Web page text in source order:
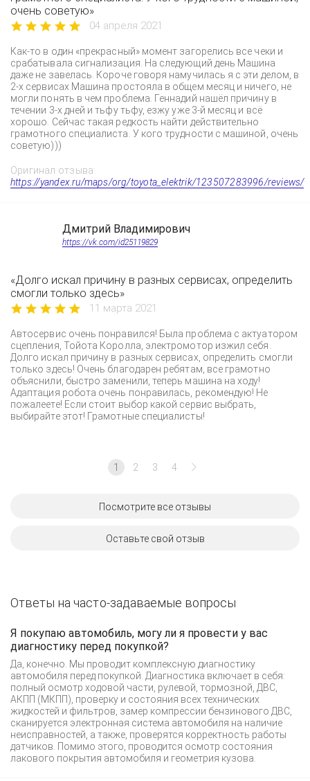
очень советую»
04 апреля 2021
Как-то в один «прекрасный» момент загорелись все чеки и
срабатывала сигнализация. На следующий день Машина
даже не завелась. Короче говоря намучилась я с эти делом, в
2-х сервисах Машина простояла в общем месяц и ничего, не
могли понять в чем проблема. Геннадий нашёл причину в
течении 3-х дней и тьфу тьфу, езжу уже 3-й месяц и всё
хорошо. Сейчас такая редкость найти действительно
грамотного специалиста. У кого трудности с машиной, очень
советую)))
Оригинал отзыва:
https://yandex.ru/maps/org/toyota_elektrik/123507283996/reviews/
Дмитрий Владимирович
https://vk.com/id25119829
«Долго искал причину в разных сервисах, определить
смогли только здесь»
11 марта 2021
Автосервис очень понравился! Была проблема с актуатором
сцепления, Тойота Королла, электромотор изжил себя.
Долго искал причину в разных сервисах, определить смогли
только здесь! Очень благодарен ребятам, все грамотно
объяснили, быстро заменили, теперь машина на ходу!
Адаптация робота очень понравилась, рекомендую! Не
пожалеете! Если стоит выбор какой сервис выбрать,
выбирайте этот! Грамотные специалисты!
1 2 3 4
Посмотрите все отзывы
Оставьте свой отзыв
Ответы на часто-задаваемые вопросы
Я покупаю автомобиль, могу ли я провести у вас
диагностику перед покупкой?
Да, конечно. Мы проводит комплексную диагностику
автомобиля перед покупкой. Диагностика включает в себя:
полный осмотр ходовой части, рулевой, тормозной, ДВС,
АКПП (МКПП), проверку и состояния всех технических
жидкостей и фильтров, замер компрессии бензинового ДВС,
сканируется электронная система автомобиля на наличие
неисправностей, а также, проверятся корректность работы
датчиков. Помимо этого, проводится осмотр состояния
лакового покрытия автомобиля и геометрия кузова.